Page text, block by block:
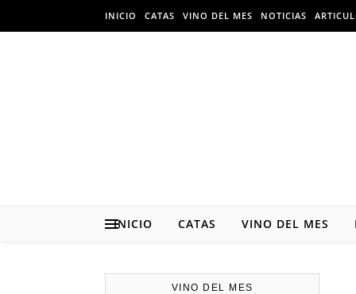
INICIO CATAS VINO DEL MES NOTICIAS
INICIO CATAS VINO DEL MES
VINO DEL MES